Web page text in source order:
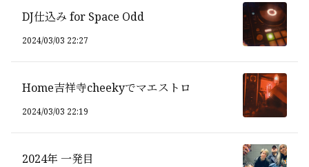
DJ仕込み for Space Odd
2024/03/03 22:27
Home吉祥寺cheekyでマエストロ
2024/03/03 22:19
2024年 一発目